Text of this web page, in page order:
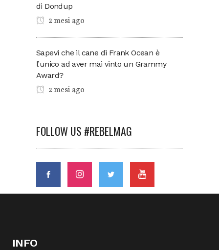
di Dondup
2 mesi ago
Sapevi che il cane di Frank Ocean è
l’unico ad aver mai vinto un Grammy
Award?
2 mesi ago
FOLLOW US #REBELMAG
INFO